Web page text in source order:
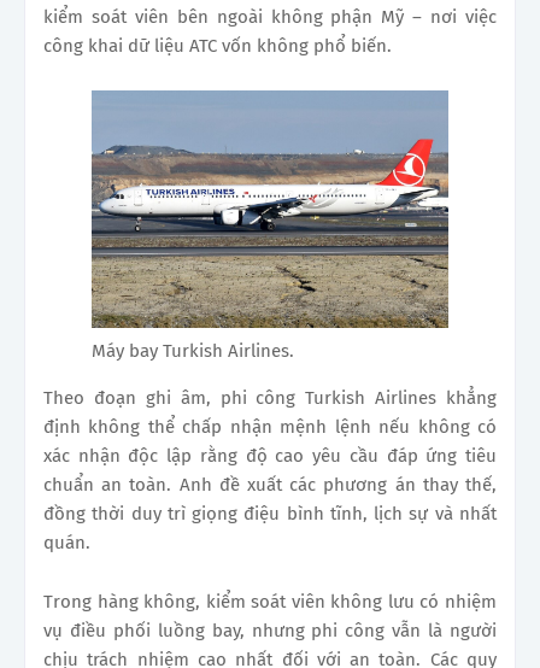
kiểm soát viên bên ngoài không phận Mỹ – nơi việc
công khai dữ liệu ATC vốn không phổ biến.
Máy bay Turkish Airlines.
Theo đoạn ghi âm, phi công Turkish Airlines khẳng
định không thể chấp nhận mệnh lệnh nếu không có
xác nhận độc lập rằng độ cao yêu cầu đáp ứng tiêu
chuẩn an toàn. Anh đề xuất các phương án thay thế,
đồng thời duy trì giọng điệu bình tĩnh, lịch sự và nhất
quán.
Trong hàng không, kiểm soát viên không lưu có nhiệm
vụ điều phối luồng bay, nhưng phi công vẫn là người
chịu trách nhiệm cao nhất đối với an toàn. Các quy